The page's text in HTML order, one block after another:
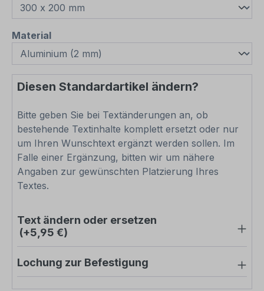
Materialauswählen
Diesen Standardartikel ändern?
Bitte geben Sie bei Textänderungen an, ob
bestehende Textinhalte komplett ersetzt oder nur
um Ihren Wunschtext ergänzt werden sollen. Im
Falle einer Ergänzung, bitten wir um nähere
Angaben zur gewünschten Platzierung Ihres
Textes.
Text ändern oder ersetzen
(+5,95 €)
Lochung zur Befestigung